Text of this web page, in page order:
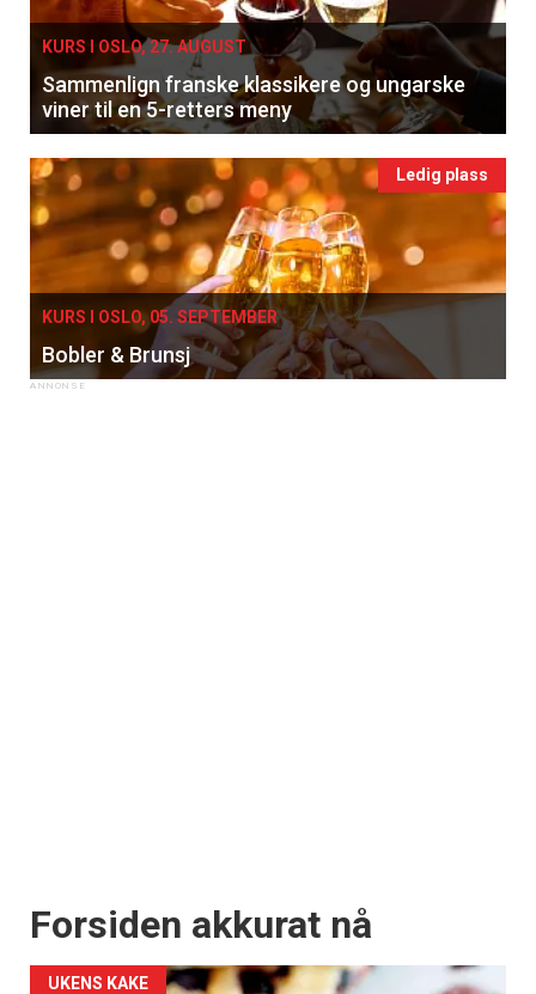
KURS I OSLO, 27. AUGUST
Sammenlign franske klassikere og ungarske
viner til en 5-retters meny
Ledig plass
KURS I OSLO, 05. SEPTEMBER
Bobler & Brunsj
Forsiden akkurat nå
UKENS KAKE